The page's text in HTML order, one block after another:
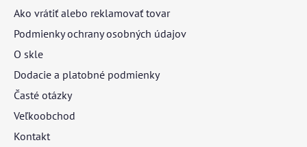
Ako vrátiť alebo reklamovať tovar
Podmienky ochrany osobných údajov
O skle
Dodacie a platobné podmienky
Časté otázky
Veľkoobchod
Kontakt